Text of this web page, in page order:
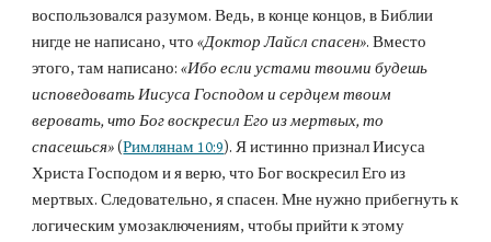
воспользовался разумом. Ведь, в конце концов, в Библии
нигде не написано, что «Доктор Лайсл спасен». Вместо
этого, там написано: «Ибо если устами твоими будешь
исповедовать Иисуса Господом и сердцем твоим
веровать, что Бог воскресил Его из мертвых, то
спасешься» (Римлянам 10:9). Я истинно признал Иисуса
Христа Господом и я верю, что Бог воскресил Его из
мертвых. Следовательно, я спасен. Мне нужно прибегнуть к
логическим умозаключениям, чтобы прийти к этому